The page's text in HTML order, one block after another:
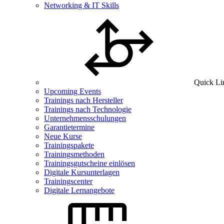
Networking & IT Skills
Quick
Upcoming Events
Trainings nach Hersteller
Trainings nach Technologie
Unternehmensschulungen
Garantietermine
Neue Kurse
Trainingspakete
Trainingsmethoden
Trainingsgutscheine einlösen
Digitale Kursunterlagen
Trainingscenter
Digitale Lernangebote